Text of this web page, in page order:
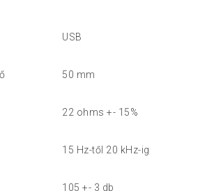
USB
50 mm
22 ohms +- 15%
15 Hz-től 20 kHz-ig
105 +- 3 db